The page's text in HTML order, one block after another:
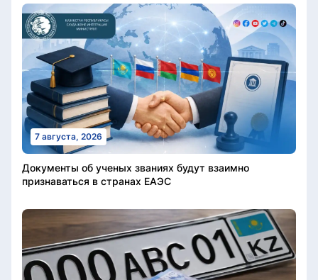
7 августа, 2026
Документы об ученых званиях будут взаимно
признаваться в странах ЕАЭС